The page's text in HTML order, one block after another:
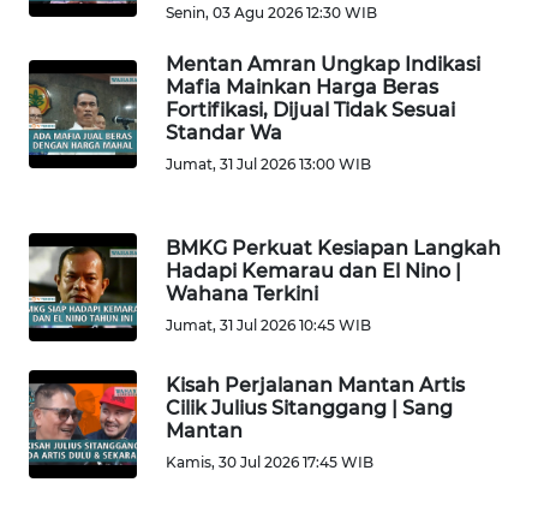
Senin, 03 Agu 2026 12:30 WIB
Mentan Amran Ungkap Indikasi
Mafia Mainkan Harga Beras
Fortifikasi, Dijual Tidak Sesuai
Standar Wa
Jumat, 31 Jul 2026 13:00 WIB
BMKG Perkuat Kesiapan Langkah
Hadapi Kemarau dan El Nino |
Wahana Terkini
Jumat, 31 Jul 2026 10:45 WIB
Kisah Perjalanan Mantan Artis
Cilik Julius Sitanggang | Sang
Mantan
Kamis, 30 Jul 2026 17:45 WIB
SULTRA
WN
NTB
WN
WN
SULBAR
WN
BABEL
WN
SUMBAR